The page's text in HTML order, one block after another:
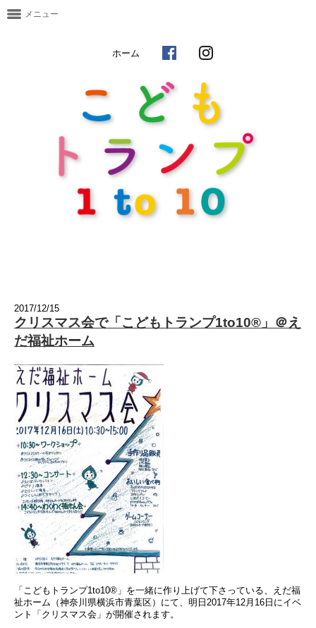
ホーム
メニュー
2017/12/15
クリスマス会で「こどもトランプ1to10®」＠え
だ福祉ホーム
「こどもトランプ1to10®」を一緒に作り上げて下さっている、えだ福
祉ホーム（神奈川県横浜市青葉区）にて、明日2017年12月16日にイベ
ント「クリスマス会」が開催されます。